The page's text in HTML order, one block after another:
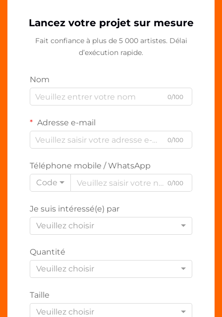
Lancez votre projet sur mesure
Fait confiance à plus de 5 000 artistes. Délai
d’exécution rapide.
Nom
0/100
Adresse e-mail
0/100
Téléphone mobile / WhatsApp
Code
0/100
Je suis intéressé(e) par
Veuillez choisir
Quantité
Veuillez choisir
Taille
Veuillez choisir